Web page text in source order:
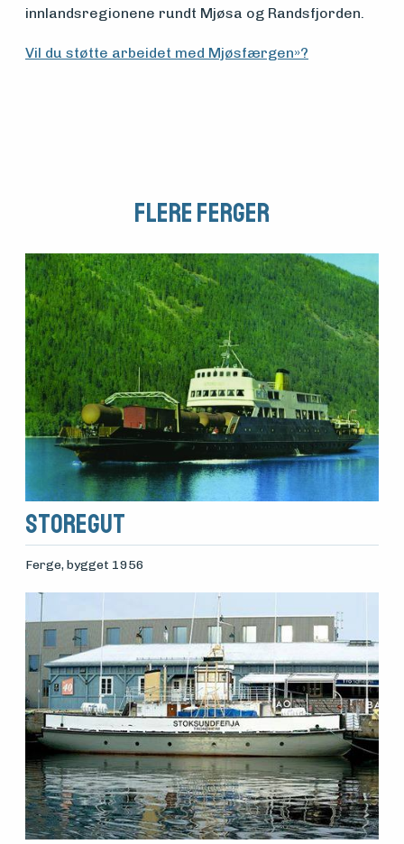
innlandsregionene rundt Mjøsa og Randsfjorden.
Vil du støtte arbeidet med Mjøsfærgen»?
Flere Ferger
Storegut
Ferge, bygget 1956